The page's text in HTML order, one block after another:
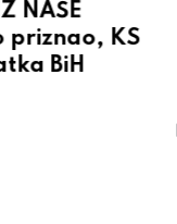
NAŠE
priznao, KS
BiH